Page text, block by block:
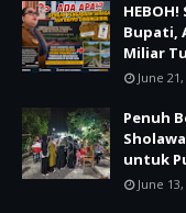
Bupati,
Miliar
June
Penuh
untuk
June